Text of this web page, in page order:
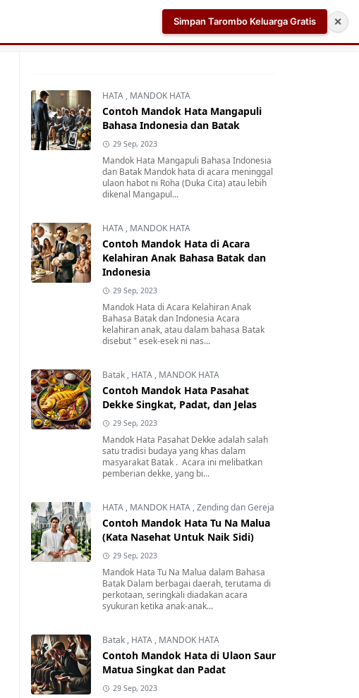
Aplikasi AI Teleprompter dan Pembuat Skrip Video
HATA , MANDOK HATA
Contoh Mandok Hata Mangapuli
Bahasa Indonesia dan Batak
29 Sep, 2023
Mandok Hata Mangapuli Bahasa Indonesia
dan Batak Mandok hata di acara meninggal
ulaon habot ni Roha (Duka Cita) atau lebih
dikenal Mangapul...
HATA , MANDOK HATA
Contoh Mandok Hata di Acara
Kelahiran Anak Bahasa Batak dan
Indonesia
29 Sep, 2023
Mandok Hata di Acara Kelahiran Anak
Bahasa Batak dan Indonesia Acara
kelahiran anak, atau dalam bahasa Batak
disebut " esek-esek ni nas...
Batak , HATA , MANDOK HATA
Contoh Mandok Hata Pasahat
Dekke Singkat, Padat, dan Jelas
29 Sep, 2023
Mandok Hata Pasahat Dekke adalah salah
satu tradisi budaya yang khas dalam
masyarakat Batak . Acara ini melibatkan
pemberian dekke, yang bi...
HATA , MANDOK HATA ,Zending dan Gereja
Contoh Mandok Hata Tu Na Malua
(Kata Nasehat Untuk Naik Sidi)
29 Sep, 2023
Mandok Hata Tu Na Malua dalam Bahasa
Batak Dalam berbagai daerah, terutama di
perkotaan, seringkali diadakan acara
syukuran ketika anak-anak...
Batak , HATA , MANDOK HATA
Contoh Mandok Hata di Ulaon Saur
Matua Singkat dan Padat
29 Sep, 2023
Simpan Tarombo Keluarga Gratis ✕